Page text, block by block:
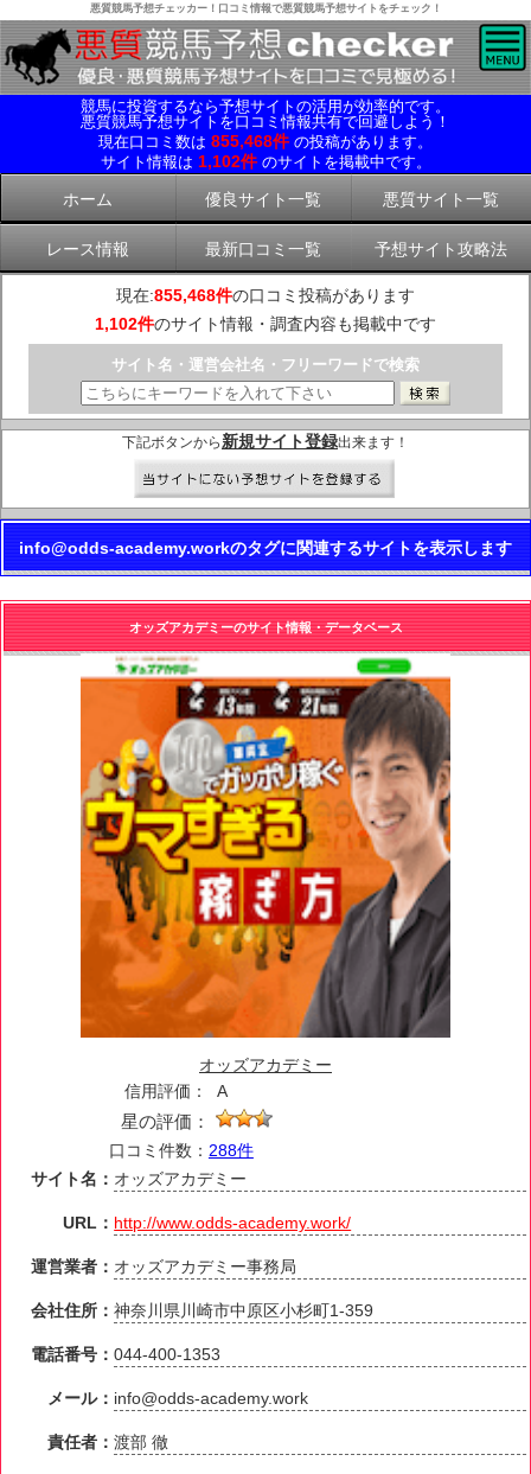
悪質競馬予想チェッカー！口コミ情報で悪質競馬予想サイトをチェック！
競馬に投資するなら予想サイトの活用が効率的です。
悪質競馬予想サイトを口コミ情報共有で回避しよう！
現在口コミ数は 855,468件 の投稿があります。
サイト情報は 1,102件 のサイトを掲載中です。
ホーム 優良サイト一覧 悪質サイト一覧
レース情報 最新口コミ一覧 予想サイト攻略法
現在:855,468件の口コミ投稿があります
1,102件のサイト情報・調査内容も掲載中です
サイト名・運営会社名・フリーワードで検索
下記ボタンから 新規サイト登録出来ます！
info@odds-academy.workのタグに関連するサイトを表示します
オッズアカデミーのサイト情報・データベース
オッズアカデミー
信用評価：
A
星の評価：
口コミ件数： 288件
サイト名： オッズアカデミー
URL： http://www.odds-academy.work/
運営業者： オッズアカデミー事務局
会社住所：神奈川県川崎市中原区小杉町1-359
電話番号：044-400-1353
メール： info@odds-academy.work
責任者：渡部 徹